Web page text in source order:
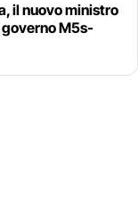
il nuovo ministro
M5s-